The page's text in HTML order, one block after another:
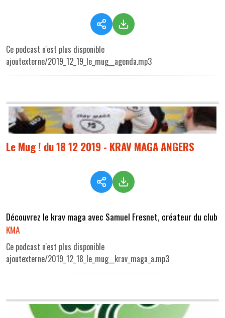
Ce podcast n'est plus disponible
ajoutexterne/2019_12_19_le_mug__agenda.mp3
Le Mug ! du 18 12 2019 - KRAV MAGA ANGERS
Découvrez le krav maga avec Samuel Fresnet, créateur du club
KMA
Ce podcast n'est plus disponible
ajoutexterne/2019_12_18_le_mug__krav_maga_a.mp3